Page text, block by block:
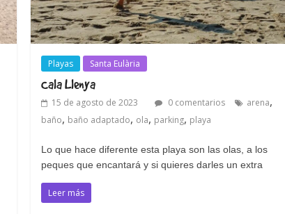
Playas Santa Eulària
Cala Llenya
15 de agosto de 2023 0 comentarios arena,
baño, baño adaptado, ola, parking, playa
Lo que hace diferente esta playa son las olas, a los
peques que encantará y si quieres darles un extra
Leer más